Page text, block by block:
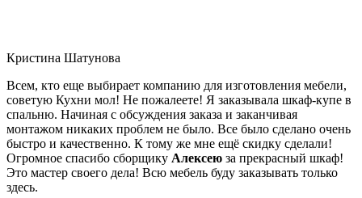
Кристина Шатунова
Всем, кто еще выбирает компанию для изготовления мебели,
советую Кухни мол! Не пожалеете! Я заказывала шкаф-купе в
спальню. Начиная с обсуждения заказа и заканчивая
монтажом никаких проблем не было. Все было сделано очень
быстро и качественно. К тому же мне ещё скидку сделали!
Огромное спасибо сборщику Алексею за прекрасный шкаф!
Это мастер своего дела! Всю мебель буду заказывать только
здесь.